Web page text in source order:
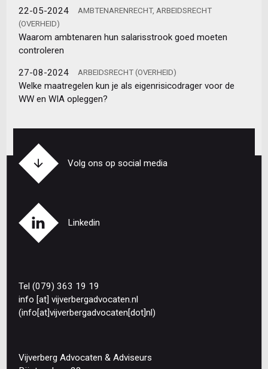
22-05-2024
AMBTENARENRECHT, ARBEIDSRECHT
(OVERHEID)
Waarom ambtenaren hun salarisstrook goed moeten
controleren
27-08-2024 ARBEIDSRECHT (OVERHEID)
Welke maatregelen kun je als eigenrisicodrager voor de
WW en WIA opleggen?
Volg ons op social media
Linkedin
Tel (079) 363 19 19
info [at] vijverbergadvocaten.nl
(info[at]vijverbergadvocaten[dot]nl)
Vijverberg Advocaten & Adviseurs